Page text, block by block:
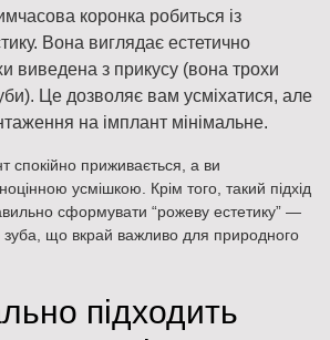
коронка робиться із
Вона виглядає естетично
виведена з прикусу (вона трохи
Це дозволяє вам усміхатися, але
на імплант мінімальне.
спокійно приживається, а ви
усмішкою. Крім того, такий підхід
сформувати “рожеву естетику” —
зуба, що вкрай важливо для природного
підходить